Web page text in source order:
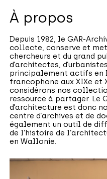
À propos
Depuis 1982, le GAR-
collecte, conserve et
chercheurs et du grand
d’architectes,
principalement actifs en
francophone aux XIXe et
considérons nos
ressource à partager. Le
d’architecture est donc
centre d’archives et de
également un outil de
de l’histoire de
en Wallonie.